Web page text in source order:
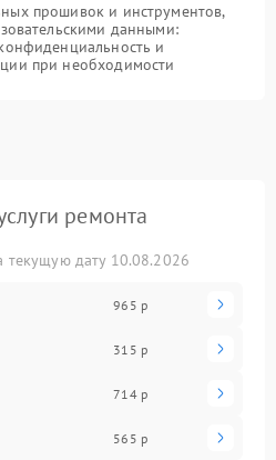
прошивок и инструментов,
данными:
и
при необходимости
ремонта
текущую дату 10.08.2026
965 р
315 р
714 р
565 р